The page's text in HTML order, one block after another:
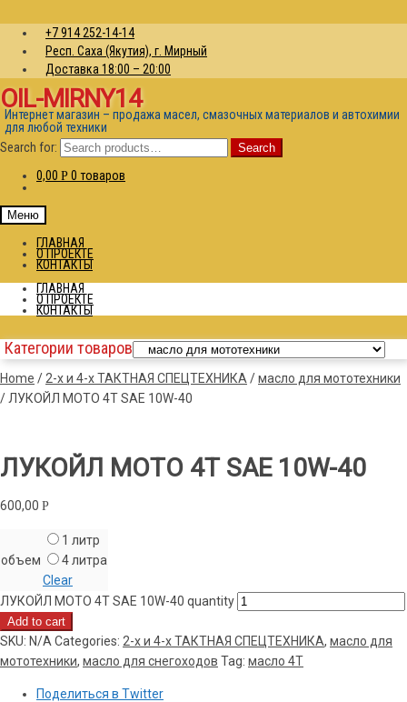
+7 914 252-14-14
Респ. Саха (Якутия), г. Мирный
Доставка 18:00 – 20:00
OIL-MIRNY14
Интернет магазин – продажа масел, смазочных материалов и автохимии
для любой техники
Search for:
Search
0,00 Р 0 товаров
Меню
ГЛАВНАЯ
О ПРОЕКТЕ
КОНТАКТЫ
ГЛАВНАЯ
О ПРОЕКТЕ
КОНТАКТЫ
Категории товаров
Home / 2-х и 4-х ТАКТНАЯ СПЕЦТЕХНИКА /масло для мототехники
/ ЛУКОЙЛ МОТО 4Т SAE 10W-40
ЛУКОЙЛ МОТО 4Т SAE 10W-40
600,00 Р
объем
1 литр
4 литра
Clear
ЛУКОЙЛ МОТО 4Т SAE 10W-40 quantity
Add to cart
SKU: N/A Categories: 2-х и 4-х ТАКТНАЯ СПЕЦТЕХНИКА, масло для
мототехники, масло для снегоходов Tag: масло 4Т
Поделиться в Twitter